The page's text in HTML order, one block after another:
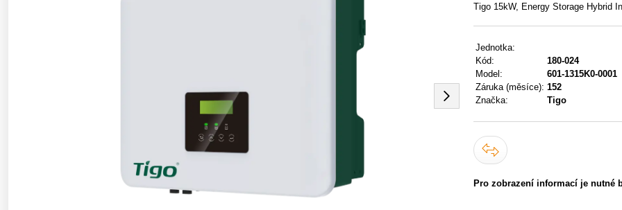
Tigo 15kW, Energy Storage Hybrid
Jednotka:
Kód:
180-024
Model:
601-1315K0-0001
Záruka (měsíce): 152
Značka:
Tigo
Pro zobrazení informací je nutné